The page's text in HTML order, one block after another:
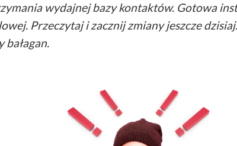
wydajnej bazy kontaktów. Gotowa
Przeczytaj i zacznij zmiany jeszcze
bałagan.